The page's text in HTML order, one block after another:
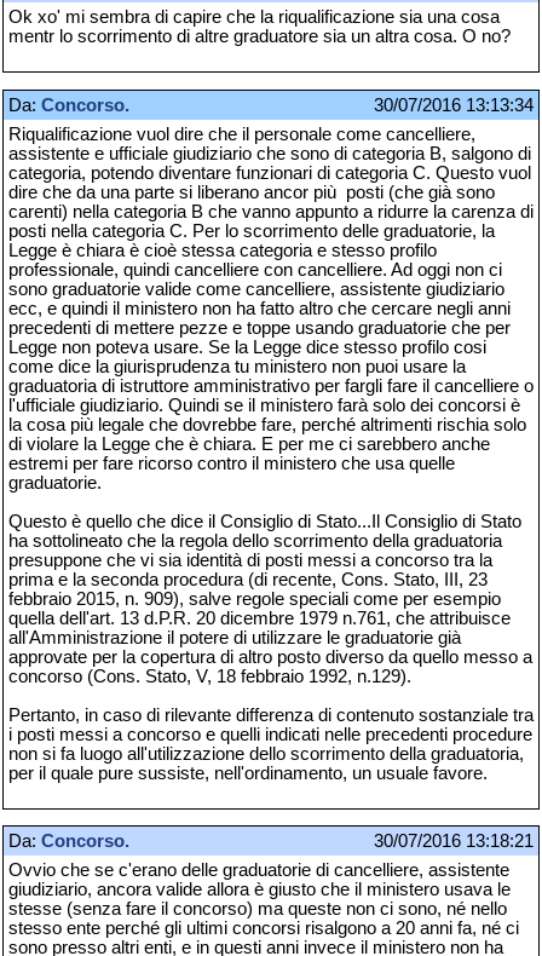
Ok xo' mi sembra di capire che la riqualificazione sia una cosa
mentr lo scorrimento di altre graduatore sia un altra cosa. O no?
Da: Concorso.
30/07/2016 13:13:34
Riqualificazione vuol dire che il personale come cancelliere,
assistente e ufficiale giudiziario che sono di categoria B, salgono di
categoria, potendo diventare funzionari di categoria C. Questo vuol
dire che da una parte si liberano ancor più posti (che già sono
carenti) nella categoria B che vanno appunto a ridurre la carenza di
posti nella categoria C. Per lo scorrimento delle graduatorie, la
Legge è chiara è cioè stessa categoria e stesso profilo
professionale, quindi cancelliere con cancelliere. Ad oggi non ci
sono graduatorie valide come cancelliere, assistente giudiziario
ecc, e quindi il ministero non ha fatto altro che cercare negli anni
precedenti di mettere pezze e toppe usando graduatorie che per
Legge non poteva usare. Se la Legge dice stesso profilo cosi
come dice la giurisprudenza tu ministero non puoi usare la
graduatoria di istruttore amministrativo per fargli fare il cancelliere o
l'ufficiale giudiziario. Quindi se il ministero farà solo dei concorsi è
la cosa più legale che dovrebbe fare, perché altrimenti rischia solo
di violare la Legge che è chiara. E per me ci sarebbero anche
estremi per fare ricorso contro il ministero che usa quelle
graduatorie.
Questo è quello che dice il Consiglio di Stato...Il Consiglio di Stato
ha sottolineato che la regola dello scorrimento della graduatoria
presuppone che vi sia identità di posti messi a concorso tra la
prima e la seconda procedura (di recente, Cons. Stato, III, 23
febbraio 2015, n. 909), salve regole speciali come per esempio
quella dell'art. 13 d.P.R. 20 dicembre 1979 n.761, che attribuisce
all'Amministrazione il potere di utilizzare le graduatorie già
approvate per la copertura di altro posto diverso da quello messo a
concorso (Cons. Stato, V, 18 febbraio 1992, n.129).
Pertanto, in caso di rilevante differenza di contenuto sostanziale tra
i posti messi a concorso e quelli indicati nelle precedenti procedure
non si fa luogo all'utilizzazione dello scorrimento della graduatoria,
per il quale pure sussiste, nell'ordinamento, un usuale favore.
Da: Concorso.
30/07/2016 13:18:21
Ovvio che se c'erano delle graduatorie di cancelliere, assistente
giudiziario, ancora valide allora è giusto che il ministero usava le
stesse (senza fare il concorso) ma queste non ci sono, né nello
stesso ente perché gli ultimi concorsi risalgono a 20 anni fa, né ci
sono presso altri enti, e in questi anni invece il ministero non ha